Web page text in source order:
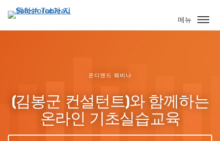
요
콘
메뉴
온디맨드 웨비나
[김봉군 컨설턴트]와 함께하는
온라인 기초실습교육